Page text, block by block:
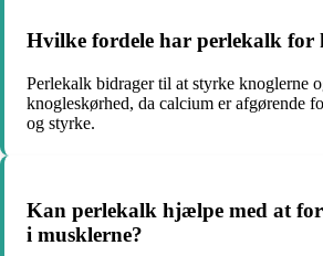
Hvilke fordele har perlekalk for
Perlekalk bidrager til at styrke knoglerne
knogleskørhed, da calcium er afgørende
og styrke.
Kan perlekalk hjælpe med at
i musklerne?